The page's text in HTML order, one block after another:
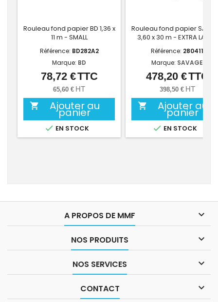
Rouleau fond papier BD 1,36 x
11 m - SMALL
Référence: BD282A2
Marque: BD
Prix
78,72 €TTC
65,60 € HT
 Ajouter au
panier
 EN STOCK
Rouleau fond papier
3,60 x 30 m - EXTRA LARGE
Référence: 280411
Marque: SAVAGE
Prix
478,20 €TTC
398,50 € HT
 Ajouter au
panier
 EN STOCK
A PROPOS DE MMF 
NOS PRODUITS 
NOS SERVICES 
CONTACT 